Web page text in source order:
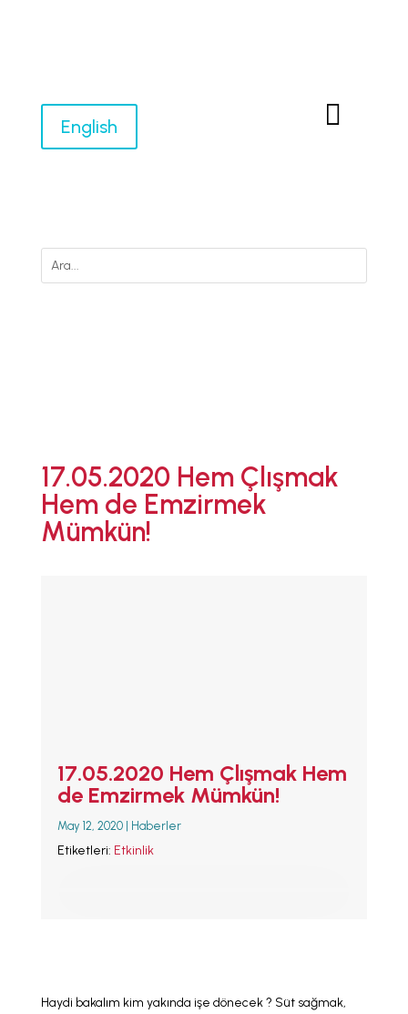

English
ANA SAYFA
EMZİRMEYİ
BAŞLAMAK
Kitap:
EMZİRME
SANATI
17.05.2020 Hem Çlışmak
Hem de Emzirmek
Mümkün!
17.05.2020 Hem Çlışmak Hem
de Emzirmek Mümkün!
May 12, 2020| Haberler
Etiketleri: Etkinlik
Haydi bakalım kim yakında işe dönecek ? Süt sağmak,